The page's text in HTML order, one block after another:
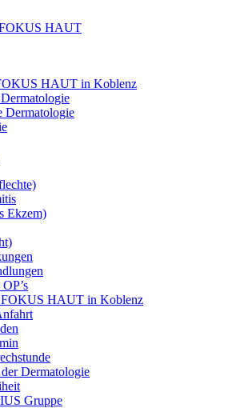
HAUT in Koblenz
Dermatologie
Ekzem)
HAUT in Koblenz
Dermatologie
Gruppe